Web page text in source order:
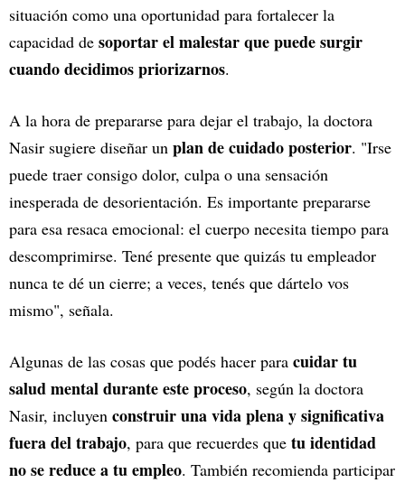
situación como una oportunidad para fortalecer la
capacidad de soportar el malestar que puede surgir
cuando decidimos priorizarnos.
A la hora de prepararse para dejar el trabajo, la doctora
Nasir sugiere diseñar un plan de cuidado posterior. "Irse
puede traer consigo dolor, culpa o una sensación
inesperada de desorientación. Es importante prepararse
para esa resaca emocional: el cuerpo necesita tiempo para
descomprimirse. Tené presente que quizás tu empleador
nunca te dé un cierre; a veces, tenés que dártelo vos
mismo", señala.
Algunas de las cosas que podés hacer para cuidar tu
salud mental durante este proceso, según la doctora
Nasir, incluyen construir una vida plena y significativa
fuera del trabajo, para que recuerdes que tu identidad
no se reduce a tu empleo. También recomienda participar